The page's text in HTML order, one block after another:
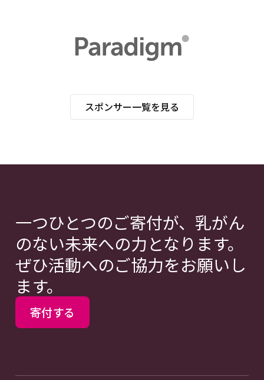
スポンサー一覧を見る
一つひとつのご寄付が、乳がん
のない未来への力となります。
ぜひ活動へのご協力をお願いし
ます。
寄付する